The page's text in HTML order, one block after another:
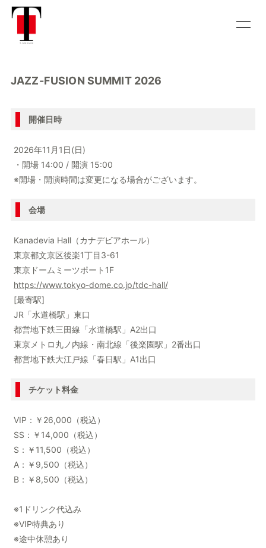
SCHEDULE DISCOGRAPHY
BIOGRAPHY
CALENDAR
会員登録 ログイン
JAZZ-FUSION SUMMIT 2026
開催日時
2026年11月1日(日)
・開場 14:00 / 開演 15:00
※開場・開演時間は変更になる場合がございます。
会場
Kanadevia Hall（カナデビアホール）
東京都文京区後楽1丁目3-61
東京ドームミーツポート1F
https://www.tokyo-dome.co.jp/tdc-hall/
[最寄駅]
JR「水道橋駅」東口
都営地下鉄三田線「水道橋駅」A2出口
東京メトロ丸ノ内線・南北線「後楽園駅」2番出口
都営地下鉄大江戸線「春日駅」A1出口
チケット料金
VIP：￥26,000（税込）
SS：￥14,000（税込）
S：￥11,500（税込）
A：￥9,500（税込）
B：￥8,500（税込）
※1ドリンク代込み
※VIP特典あり
※途中休憩あり